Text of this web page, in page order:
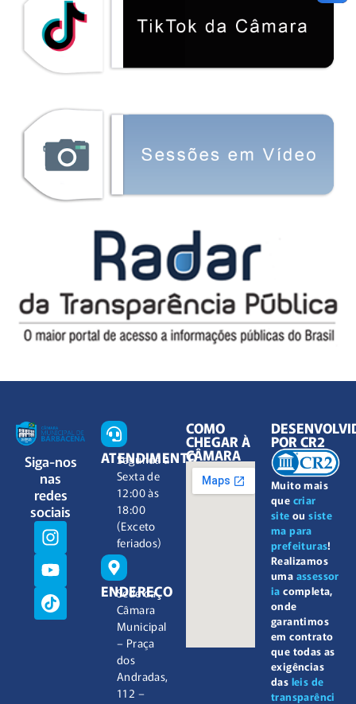
Siga-nos
nas
redes
sociais
ATENDIMENTO
Segunda à
Sexta de
12:00 às
18:00
(Exceto
feriados)
ENDEREÇO
Sede da
Câmara
Municipal
– Praça
dos
Andradas,
112 –
COMO
CHEGAR À
CÂMARA
Muito mais
que criar
site ousiste
ma para
prefeituras!
Realizamos
uma assessor
ia completa,
onde
garantimos
em contrato
que todas as
exigências
das leis de
transparênci
POR CR2